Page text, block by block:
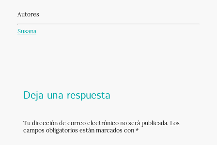
Autores
Susana
Deja una respuesta
Tu dirección de correo electrónico no será publicada. Los
campos obligatorios están marcados con *